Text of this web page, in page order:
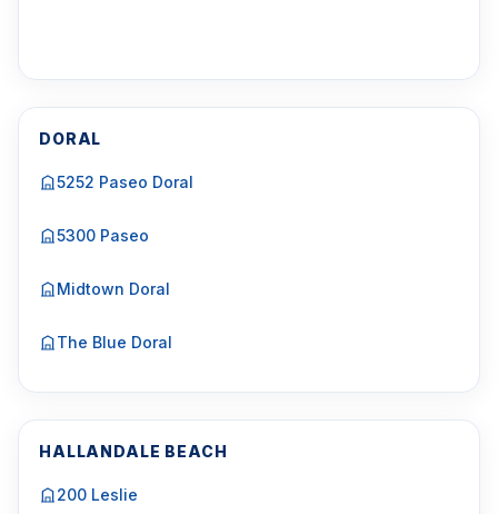
DORAL
5252 Paseo Doral
5300 Paseo
Midtown Doral
The Blue Doral
HALLANDALE BEACH
200 Leslie